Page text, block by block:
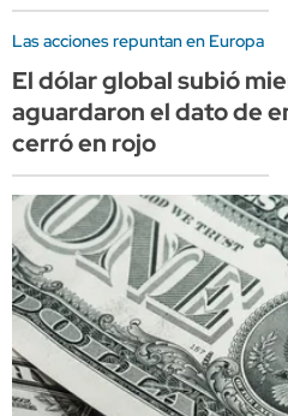
Las acciones repuntan en Europa
El dólar global subió
aguardaron el dato de
cerró en rojo